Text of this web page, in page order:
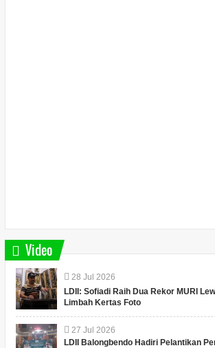
Video
28 Jul 2026
LDII: Sofiadi Raih Dua Rekor MURI
Limbah Kertas Foto
27 Jul 2026
LDII Balongbendo Hadiri Pelantikan